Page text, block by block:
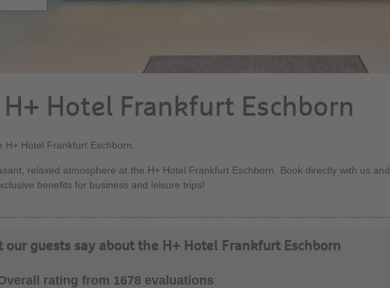
Hotel Frankfurt Eschborn
Hotel Frankfurt Eschborn.
relaxed atmosphere at the H+ Hotel Frankfurt Eschborn. Book directly with us and
benefits for business and leisure trips!
our guests say about the H+ Hotel Frankfurt Eschborn
rating from 1678 evaluations